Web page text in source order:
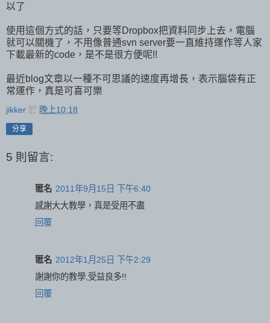
以了
使用這個方式的話，只要等Dropbox把資料同步上去，電腦
就可以關機了，不用像普通svn server要一直維持運作等人家
下載最新的code，是不是很方便呢!!
最近blog文章以一種不可思議的速度再增長，表示腦袋有正
常運作，真是可喜可樂
jikker 於 晚上10:18
分享
5 則留言:
匿名 2011年9月15日 下午6:40
感謝大大教學，真是受用不盡
回覆
匿名 2012年1月25日 下午2:29
謝謝你的教學,受益良多!!
回覆